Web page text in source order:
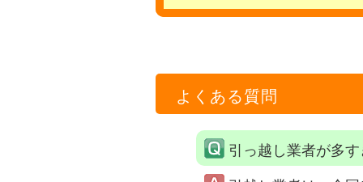
よくある質問
引っ越し業者が多